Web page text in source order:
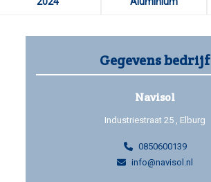
Gegevens bedrijf
Navisol
Industriestraat 25 , Elburg
0850600139
info@navisol.nl